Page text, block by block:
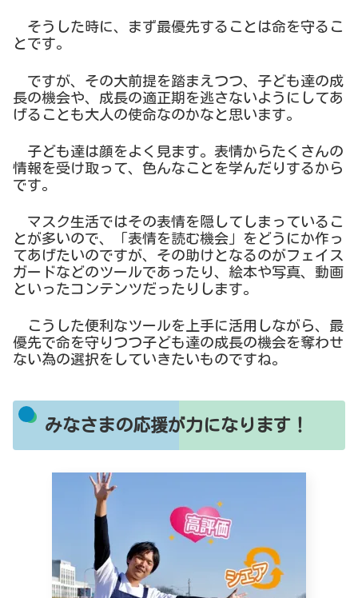
そうした時に、まず最優先することは命を守るこ
とです。
ですが、その大前提を踏まえつつ、子ども達の成
長の機会や、成長の適正期を逃さないようにしてあ
げることも大人の使命なのかなと思います。
子ども達は顔をよく見ます。表情からたくさんの
情報を受け取って、色んなことを学んだりするから
です。
マスク生活ではその表情を隠してしまっているこ
とが多いので、「表情を読む機会」をどうにか作っ
てあげたいのですが、その助けとなるのがフェイス
ガードなどのツールであったり、絵本や写真、動画
といったコンテンツだったりします。
こうした便利なツールを上手に活用しながら、最
優先で命を守りつつ子ども達の成長の機会を奪わせ
ない為の選択をしていきたいものですね。
みなさまの応援が力になります！